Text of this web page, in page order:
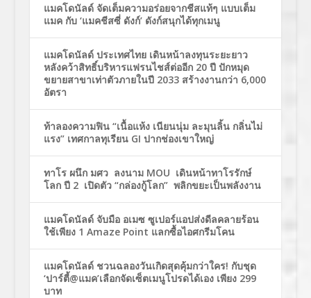
แมคโดนัลด์ จัดเต็มความอร่อยจากชีสแท้ๆ แบบเต็ม
แมค กับ ‘แมคชีสซี่ ดังก์’ ดังก์สนุกได้ทุกเมนู
แมคโดนัลด์ ประเทศไทย เดินหน้าลงทุนระยะยาว
หลังคว้าสิทธิ์บริหารแฟรนไชส์ต่ออีก 20 ปี ปักหมุด
ขยายสาขาเท่าตัวภายในปี 2033 สร้างงานกว่า 6,000
อัตรา
ท้าลองความฟิน “เนื้อแห้ง เนียนนุ่ม ละมุนลิ้น กลิ่นไม่
แรง” เทศกาลทุเรียน GI ปากช่องเขาใหญ่
ทาโร ผนึก มศว ลงนาม MOU เดินหน้าทาโรรักษ์
โลก ปี 2 เปิดตัว “กล่องกู้โลก” พลิกขยะเป็นพลังงาน
แมคโดนัลด์ จับมือ อเมซ ซูเปอร์แอปส่งดีลคลายร้อน
ใช้เพียง 1 Amaze Point แลกซื้อไอศกรีมโคน
แมคโดนัลด์ ชวนฉลองวันเกิดสุดคุ้มกว่าใคร! กับชุด
‘ปาร์ตี้@แมค’เลือกจัดเซ็ตเมนูโปรดได้เอง เพียง 299
บาท